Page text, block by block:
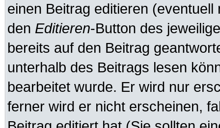
einen Beitrag editieren
den Editieren-Button des
bereits auf den Beitrag
unterhalb des Beitrags lesen
bearbeitet wurde. Er wird nur
ferner wird er nicht erscheinen,